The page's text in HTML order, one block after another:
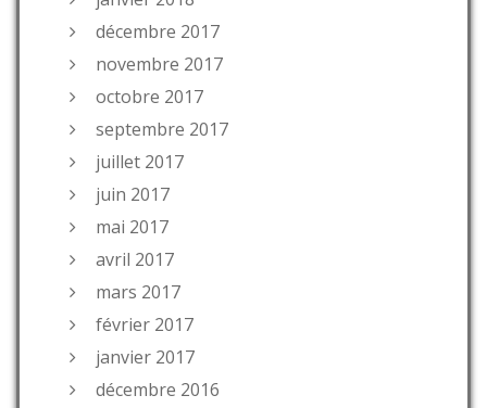
décembre 2017
novembre 2017
octobre 2017
septembre 2017
juillet 2017
juin 2017
mai 2017
avril 2017
mars 2017
février 2017
janvier 2017
décembre 2016